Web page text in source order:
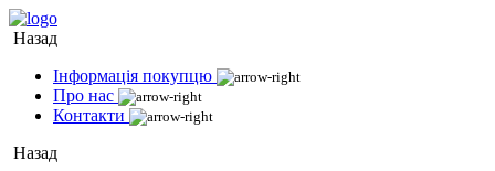
Назад
Інформація покупцю
Про нас
Контакти
Назад